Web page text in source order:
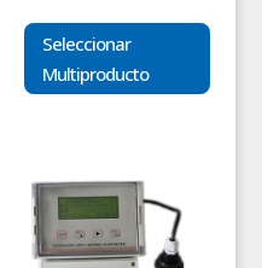
Seleccionar
Multiproducto